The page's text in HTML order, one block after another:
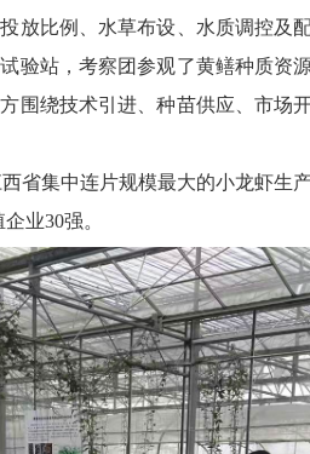
放比例、水草布设、水质调控及
验站，考察团参观了黄鳝种质资
围绕技术引进、种苗供应、市场
集中连片规模最大的小龙虾生
业30强。